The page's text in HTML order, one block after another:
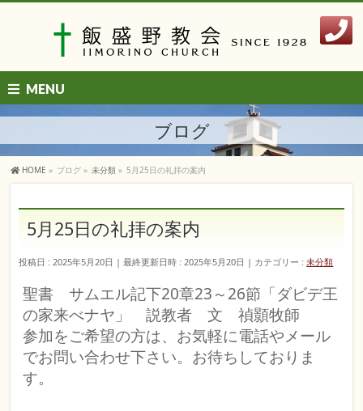
MENU
ブログ
HOME » ブログ » 未分類 » 5月25日の礼拝の案内
5月25日の礼拝の案内
投稿日 : 2025年5月20日 最終更新日時 : 2025年5月20日 カテゴリー :未分類
聖書 サムエル記下20章23～26節 「ダビデ王
の家来べナヤ」 説教者文 禎顥牧師
参加をご希望の方は、お気軽に電話やメール
でお問い合わせ下さい。お待ちしておりま
す。